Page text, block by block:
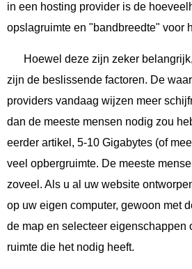
in een hosting provider is de
opslagruimte en "bandbreedte" voor
Hoewel deze zijn zeker
zijn de beslissende factoren. De
providers vandaag wijzen meer
dan de meeste mensen nodig zou
eerder artikel, 5-10 Gigabytes (of
veel opbergruimte. De meeste
zoveel. Als u al uw website
op uw eigen computer, gewoon met
de map en selecteer eigenschappen
ruimte die het nodig heeft.